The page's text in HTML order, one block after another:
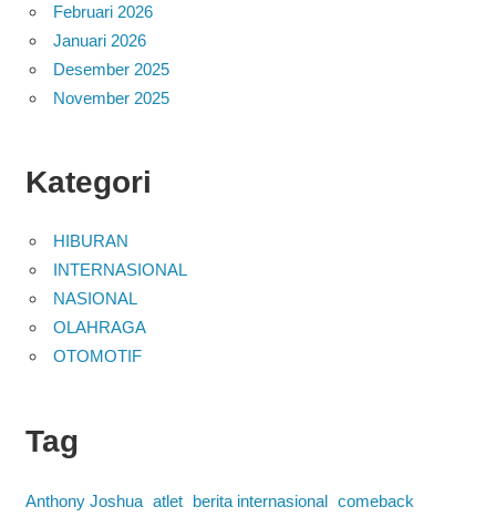
Februari 2026
Januari 2026
Desember 2025
November 2025
Kategori
HIBURAN
INTERNASIONAL
NASIONAL
OLAHRAGA
OTOMOTIF
Tag
Anthony Joshua atlet berita internasional comeback